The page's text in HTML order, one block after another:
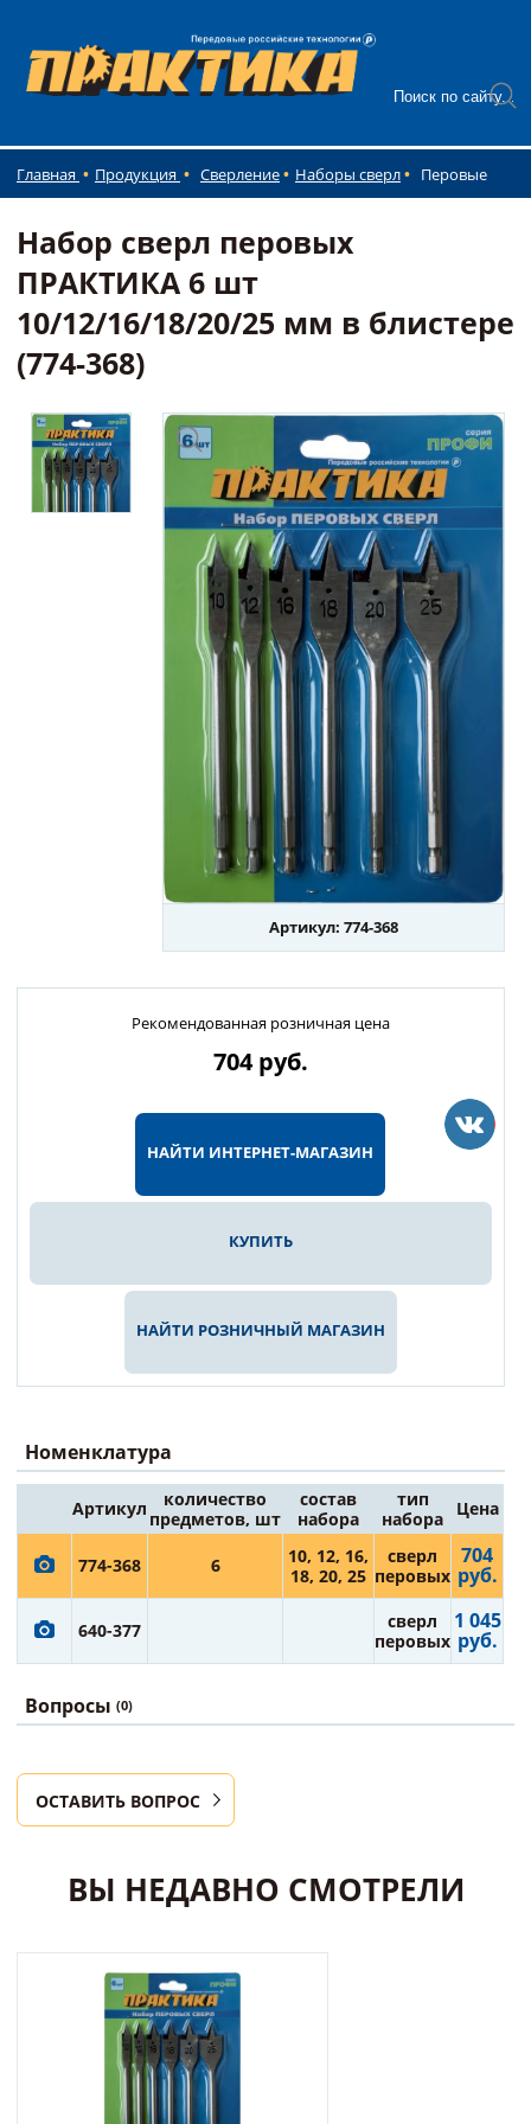
Главная Продукция Сверление Наборы сверл Перовые
Набор сверл перовых
ПРАКТИКА 6 шт
10/12/16/18/20/25 мм в блистере
(774-368)
Артикул: 774-368
Рекомендованная розничная цена
704руб.
НАЙТИ ИНТЕРНЕТ-МАГАЗИН
КУПИТЬ
НАЙТИ РОЗНИЧНЫЙ МАГАЗИН
Номенклатура
Артикул
количество
предметов, шт
состав
набора
тип
набора
Цена
774-368 6
10, 12, 16,
18, 20, 25
сверл
перовых
704
руб.
640-377
сверл
перовых
1 045
руб.
Вопросы (0)
ОСТАВИТЬ ВОПРОС
ВЫ НЕДАВНО СМОТРЕЛИ